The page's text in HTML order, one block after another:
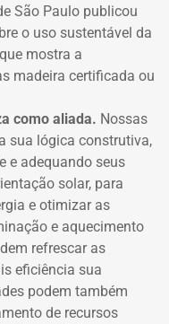
São Paulo publicou
o uso sustentável da
mostra a
madeira certificada ou
como aliada. Nossas
sua lógica construtiva,
e adequando seus
solar, para
e otimizar as
e aquecimento
refrescar as
eficiência sua
podem também
de recursos